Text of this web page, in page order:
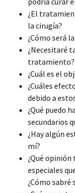
¿El
la cirugía?
¿Cómo será
¿Necesitaré
tratamiento?
¿Cuál es el
¿Cuáles
debido a
¿Qué puedo
secundarios
¿Hay algún
mí?
¿Qué
especiales
¿Cómo sabré